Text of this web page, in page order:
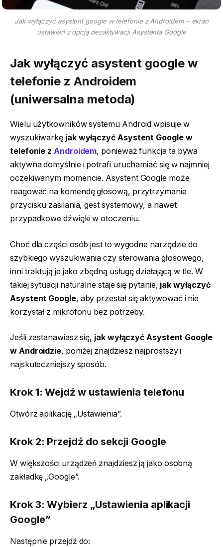
Jak wyłączyć asystent google w telefonie z Androidem – ekran
ustawień z opcją dezaktywacji Asystenta Google
Jak wyłączyć asystent google w
telefonie z Androidem
(uniwersalna metoda)
Wielu użytkowników systemu Android wpisuje w
wyszukiwarkę jak wyłączyć Asystent Google w
telefonie zAndroidem, ponieważ funkcja ta bywa
aktywna domyślnie i potrafi uruchamiać się w najmniej
oczekiwanym momencie. Asystent Google może
reagować na komendę głosową, przytrzymanie
przycisku zasilania, gest systemowy, a nawet
przypadkowe dźwięki w otoczeniu.
Choć dla części osób jest to wygodne narzędzie do
szybkiego wyszukiwania czy sterowania głosowego,
inni traktują je jako zbędną usługę działającą w tle. W
takiej sytuacji naturalne staje się pytanie, jak wyłączyć
Asystent Google, aby przestał się aktywować i nie
korzystał z mikrofonu bez potrzeby.
Jeśli zastanawiasz się, jak wyłączyć Asystent Google
w Androidzie, poniżej znajdziesz najprostszy i
najskuteczniejszy sposób.
Krok 1: Wejdź w ustawienia telefonu
Otwórz aplikację „Ustawienia”.
Krok 2: Przejdź do sekcji Google
W większości urządzeń znajdziesz ją jako osobną
zakładkę „Google”.
Krok 3: Wybierz „Ustawienia aplikacji
Google”
Następnie przejdź do: